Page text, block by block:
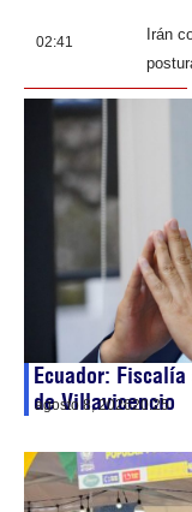
02:41
Irán
Ecuador:
de Villavicencio
agosto 8, 202620:25